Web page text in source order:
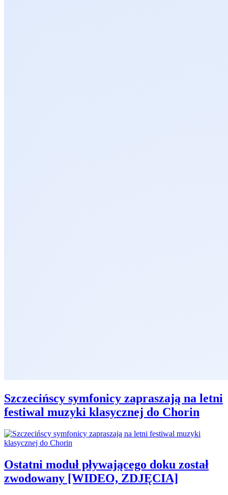
Szczecińscy symfonicy zapraszają na letni
festiwal muzyki klasycznej do Chorin
Ostatni moduł pływającego doku został
zwodowany [WIDEO, ZDJĘCIA]